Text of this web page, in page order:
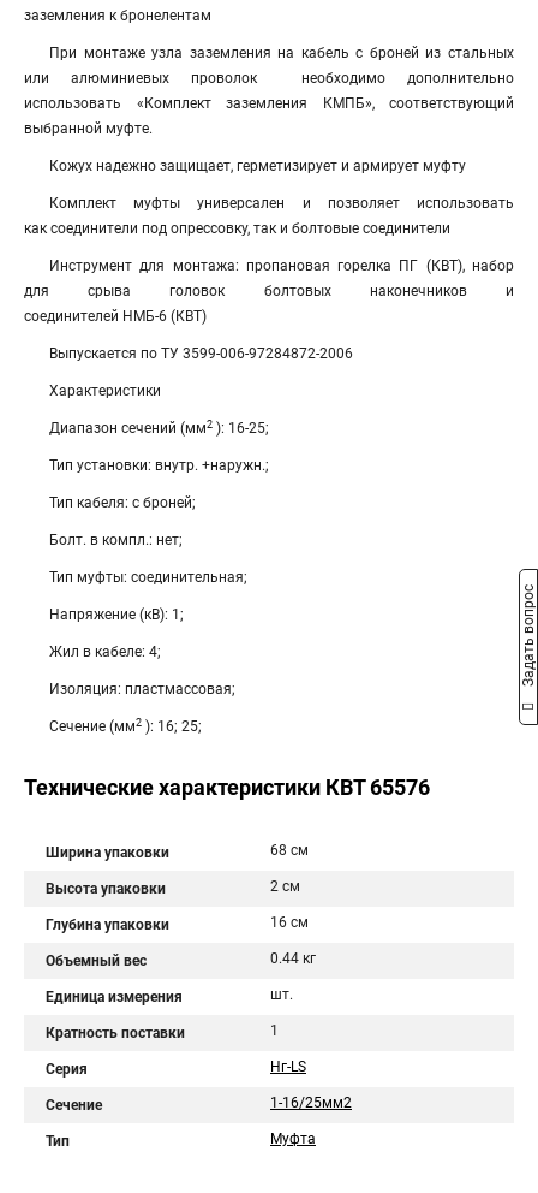
заземления к бронелентам
При монтаже узла заземления на кабель с броней из стальных
или алюминиевых проволок необходимо дополнительно
использовать «Комплект заземления КМПБ», соответствующий
выбранной муфте.
Кожух надежно защищает, герметизирует и армирует муфту
Комплект муфты универсален и позволяет использовать
как соединители под опрессовку, так и болтовые соединители
Инструмент для монтажа: пропановая горелка ПГ (КВТ), набор
для срыва головок болтовых наконечников и
соединителей НМБ-6 (КВТ)
Выпускается по ТУ 3599-006-97284872-2006
Характеристики
Диапазон сечений (мм2 ): 16-25;
Тип установки: внутр. +наружн.;
Тип кабеля: с броней;
Болт. в компл.: нет;
Тип муфты: соединительная;
Напряжение (кВ): 1;
Жил в кабеле: 4;
Изоляция: пластмассовая;
Сечение (мм2 ): 16; 25;
Технические характеристики КВТ 65576
Ширина упаковки 68 см
Высота упаковки 2 см
Глубина упаковки 16 см
Объемный вес 0.44 кг
Единица измерения шт.
Кратность поставки 1
Серия Нг-LS
Сечение 1-16/25мм2
Тип Муфта
Задать вопрос